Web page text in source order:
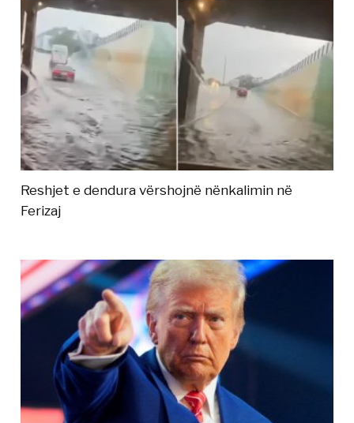
Reshjet e dendura vërshojnë nënkalimin në
Ferizaj